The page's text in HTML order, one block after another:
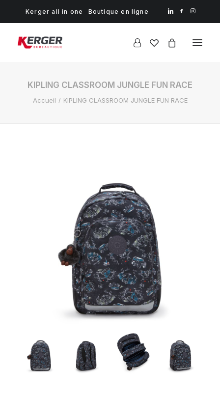
Kerger all in one Boutique en ligne
KIPLING CLASSROOM JUNGLE FUN RACE
Accueil KIPLING CLASSROOM JUNGLE FUN RACE